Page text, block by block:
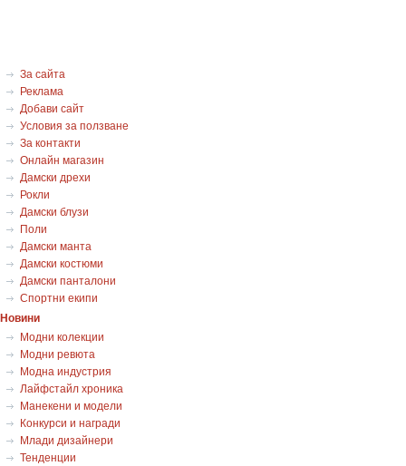
За сайта
Реклама
Добави сайт
Условия за ползване
За контакти
Онлайн магазин
Дамски дрехи
Рокли
Дамски блузи
Поли
Дамски манта
Дамски костюми
Дамски панталони
Спортни екипи
Новини
Модни колекции
Модни ревюта
Модна индустрия
Лайфстайл хроника
Манекени и модели
Конкурси и награди
Млади дизайнери
Тенденции